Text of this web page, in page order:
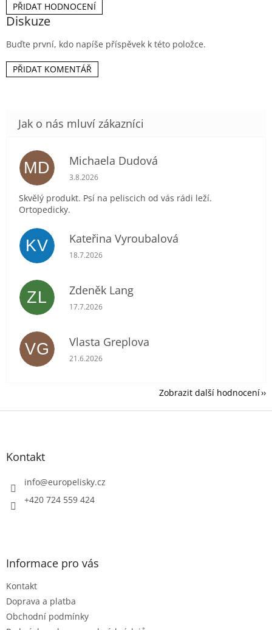
PŘIDAT HODNOCENÍ
Diskuze
Buďte první, kdo napíše příspěvek k této položce.
PŘIDAT KOMENTÁŘ
MD Michaela Dudová
Hodnocení obchodu je 5 z 5 hvězdiček.
3.8.2026
Skvělý produkt. Psí na peliscich od vás rádi leží.
Ortopedicky.
KV Kateřina Vyroubalová
Hodnocení obchodu je 5 z 5 hvězdiček.
18.7.2026
ZL Zdeněk Lang
Hodnocení obchodu je 5 z 5 hvězdiček.
17.7.2026
VG Vlasta Greplova
Hodnocení obchodu je 5 z 5 hvězdiček.
21.6.2026
Zobrazit další hodnocení
Z
Kontakt
info@europelisky.cz
+420 724 559 424
Informace pro vás
Kontakt
Doprava a platba
Obchodní podmínky